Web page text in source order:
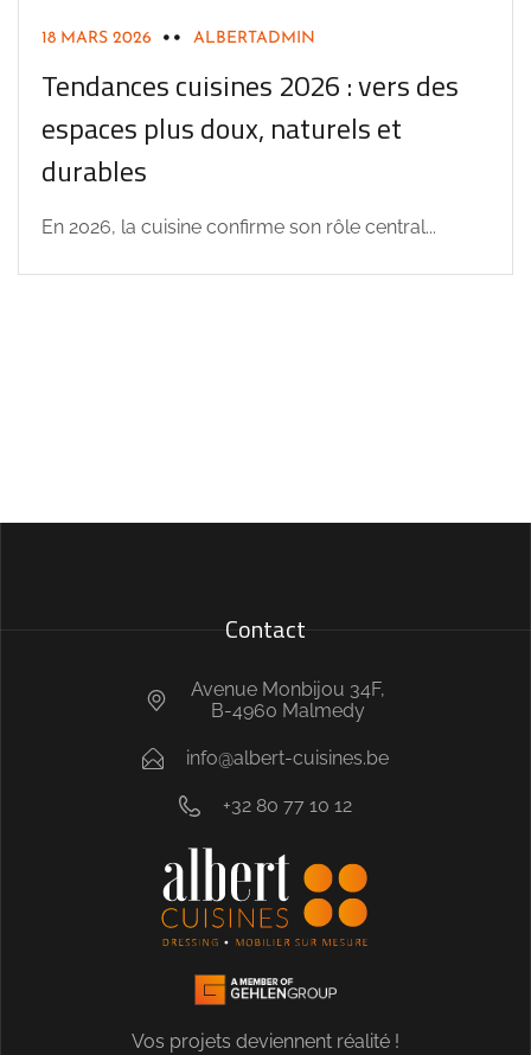
18 MARS 2026 ALBERTADMIN
Tendances cuisines 2026 : vers des
espaces plus doux, naturels et
durables
En 2026, la cuisine confirme son rôle central...
Contact
Avenue Monbijou 34F,
B-4960 Malmedy
info@albert-cuisines.be
+32 80 77 10 12
Vos projets deviennent réalité !